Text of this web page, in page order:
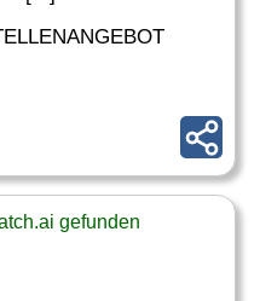
gefunden